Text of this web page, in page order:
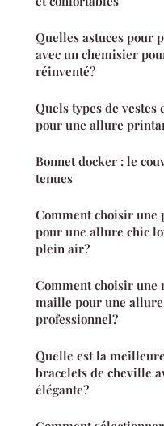
Quelles astuces pour
avec un chemisier
réinventé?
Quels types de
pour une allure
Bonnet docker : le
tenues
Comment choisir une
pour une allure chic
plein air?
Comment choisir une
maille pour une
professionnel?
Quelle est la
bracelets de cheville
élégante?